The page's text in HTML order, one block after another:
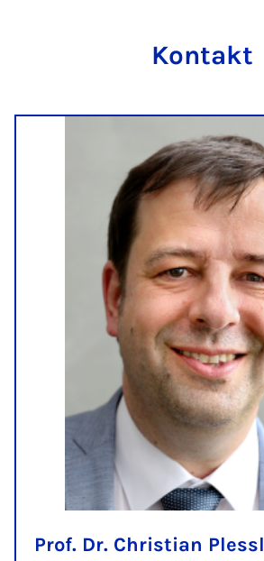
Kontakt
Prof. Dr. Christian Plessl